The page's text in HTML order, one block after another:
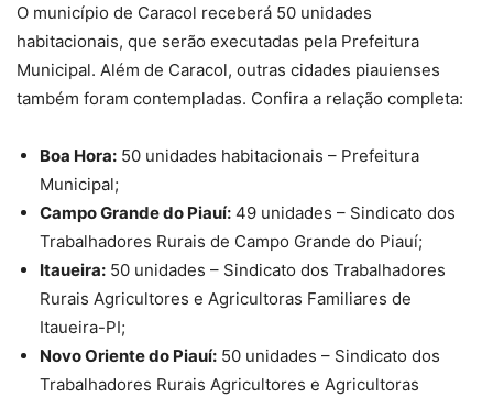
O município de Caracol receberá 50 unidades
habitacionais, que serão executadas pela Prefeitura
Municipal. Além de Caracol, outras cidades piauienses
também foram contempladas. Confira a relação completa:
Boa Hora: 50 unidades habitacionais – Prefeitura
Municipal;
Campo Grande do Piauí: 49 unidades – Sindicato dos
Trabalhadores Rurais de Campo Grande do Piauí;
Itaueira: 50 unidades – Sindicato dos Trabalhadores
Rurais Agricultores e Agricultoras Familiares de
Itaueira-PI;
Novo Oriente do Piauí: 50 unidades – Sindicato dos
Trabalhadores Rurais Agricultores e Agricultoras